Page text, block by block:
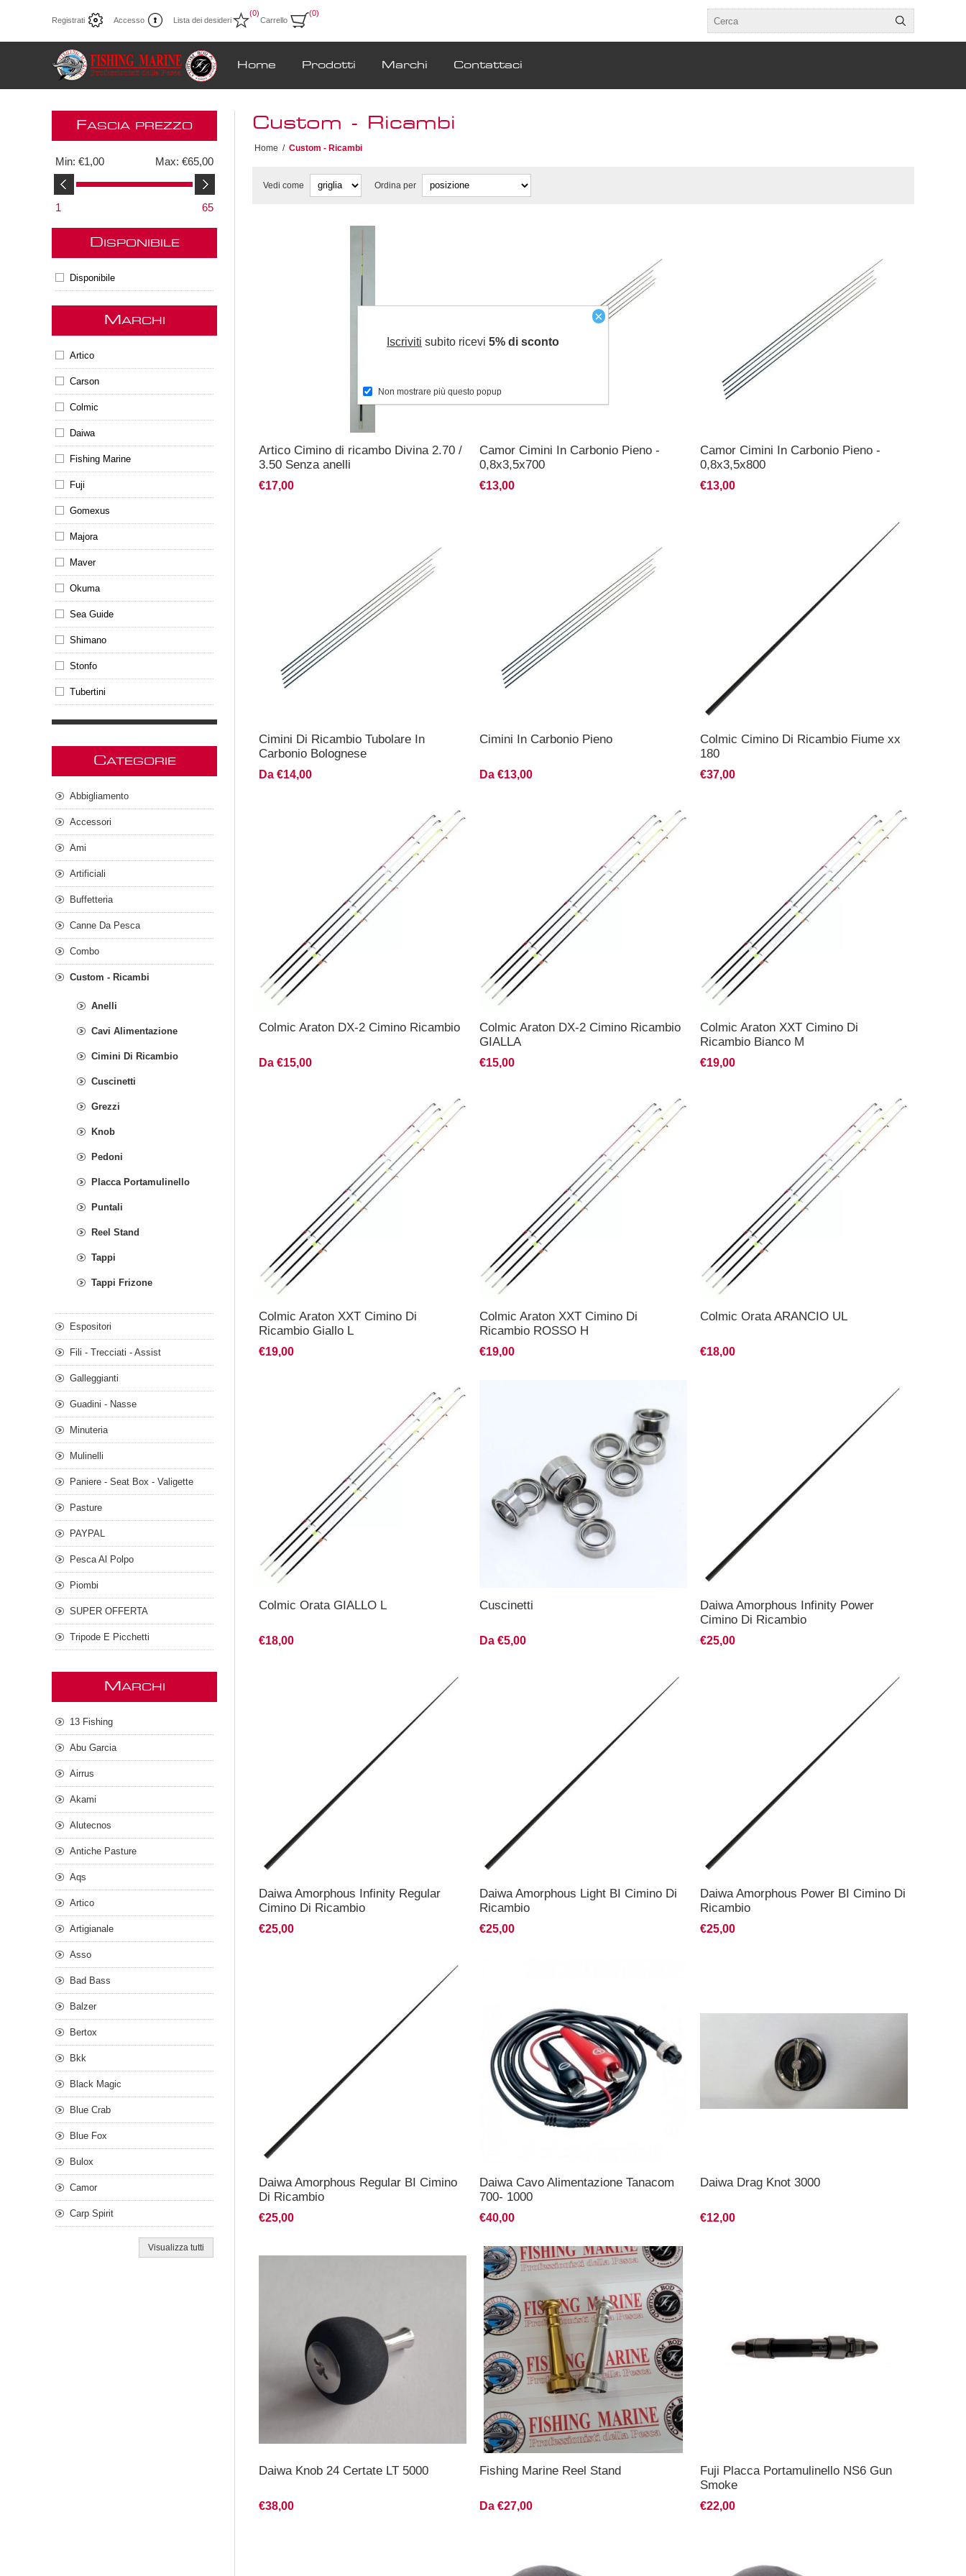
Registrati Accesso Lista dei desideri
(0)
Carrello
(0)
Home Prodotti Marchi Contattaci
Custom - Ricambi
Home / Custom - Ricambi
Vedi come Ordina per
Artico Cimino di ricambo Divina 2.70 /
3.50 Senza anelli
€17,00
Camor Cimini In Carbonio Pieno -
0,8x3,5x700
€13,00
Camor Cimini In Carbonio Pieno -
0,8x3,5x800
€13,00
Cimini Di Ricambio Tubolare In
Carbonio Bolognese
Da €14,00
Cimini In Carbonio Pieno
Da €13,00
Colmic Cimino Di Ricambio Fiume xx
180
€37,00
Colmic Araton DX-2 Cimino Ricambio
Da €15,00
Colmic Araton DX-2 Cimino Ricambio
GIALLA
€15,00
Colmic Araton XXT Cimino Di
Ricambio Bianco M
€19,00
Colmic Araton XXT Cimino Di
Ricambio Giallo L
€19,00
Colmic Araton XXT Cimino Di
Ricambio ROSSO H
€19,00
Colmic Orata ARANCIO UL
€18,00
Colmic Orata GIALLO L
€18,00
Cuscinetti
Da €5,00
Daiwa Amorphous Infinity Power
Cimino Di Ricambio
€25,00
Daiwa Amorphous Infinity Regular
Cimino Di Ricambio
€25,00
Daiwa Amorphous Light BI Cimino Di
Ricambio
€25,00
Daiwa Amorphous Power BI Cimino Di
Ricambio
€25,00
Daiwa Amorphous Regular BI Cimino
Di Ricambio
€25,00
Daiwa Cavo Alimentazione Tanacom
700- 1000
€40,00
Daiwa Drag Knot 3000
€12,00
Daiwa Knob 24 Certate LT 5000
€38,00
Fishing Marine Reel Stand
Da €27,00
Fuji Placca Portamulinello NS6 Gun
Smoke
€22,00
FASCIA PREZZO
Min: €1,00 Max: €65,00
1 65
D ISPONIBILE
Disponibile
M ARCHI
Artico
Carson
Colmic
Daiwa
Fishing Marine
Fuji
Gomexus
Majora
Maver
Okuma
Sea Guide
Shimano
Stonfo
Tubertini
CATEGORIE
Abbigliamento
Accessori
Ami
Artificiali
Buffetteria
Canne Da Pesca
Combo
Custom - Ricambi
Anelli
Cavi Alimentazione
Cimini Di Ricambio
Cuscinetti
Grezzi
Knob
Pedoni
Placca Portamulinello
Puntali
Reel Stand
Tappi
Tappi Frizone
Espositori
Fili - Trecciati - Assist
Galleggianti
Guadini - Nasse
Minuteria
Mulinelli
Paniere - Seat Box - Valigette
Pasture
PAYPAL
Pesca Al Polpo
Piombi
SUPER OFFERTA
Tripode E Picchetti
M ARCHI
13 Fishing
Abu Garcia
Airrus
Akami
Alutecnos
Antiche Pasture
Aqs
Artico
Artigianale
Asso
Bad Bass
Balzer
Bertox
Bkk
Black Magic
Blue Crab
Blue Fox
Bulox
Camor
Carp Spirit
Visualizza tutti
×
Iscriviti subito ricevi 5% di sconto
Non mostrare più questo popup